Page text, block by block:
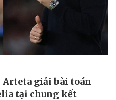
Arteta giải bài toán
tại chung kết